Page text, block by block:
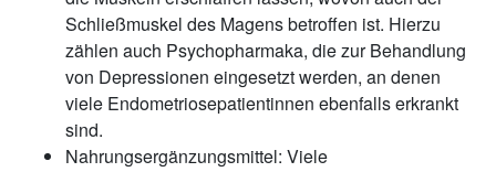
Schließmuskel des Magens betroffen ist. Hierzu
zählen auch Psychopharmaka, die zur Behandlung
von Depressionen eingesetzt werden, an denen
viele Endometriosepatientinnen ebenfalls erkrankt
sind.
Nahrungsergänzungsmittel: Viele